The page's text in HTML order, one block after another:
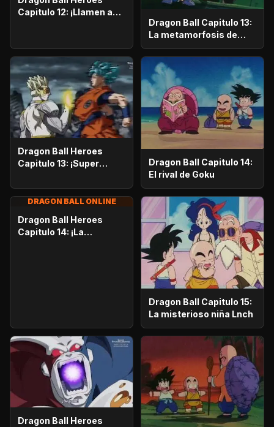
Capitulo 12: ¡Llamen a
decisiva en el Universo
Dragon Ball Capitulo 13:
La metamorfosis de
Goku
Dragon Ball Heroes
Capitulo 13: ¡Super
aparición! ¡Una batalla
total que estremece la
Dragon Ball Capitulo 14:
El rival de Goku
DRAGON BALL ONLINE
Dragon Ball Heroes
Capitulo 14: ¡La
Dragon Ball Capitulo 15:
La misterioso niña Lnch
Dragon Ball Heroes